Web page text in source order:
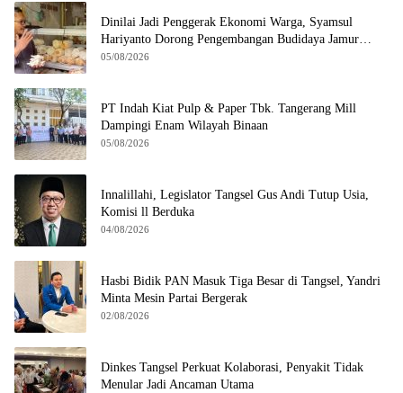
Dinilai Jadi Penggerak Ekonomi Warga, Syamsul
Hariyanto Dorong Pengembangan Budidaya Jamur
Crispy di Serpong
05/08/2026
PT Indah Kiat Pulp & Paper Tbk. Tangerang Mill
Dampingi Enam Wilayah Binaan
05/08/2026
Innalillahi, Legislator Tangsel Gus Andi Tutup Usia,
Komisi ll Berduka
04/08/2026
Hasbi Bidik PAN Masuk Tiga Besar di Tangsel, Yandri
Minta Mesin Partai Bergerak
02/08/2026
Dinkes Tangsel Perkuat Kolaborasi, Penyakit Tidak
Menular Jadi Ancaman Utama